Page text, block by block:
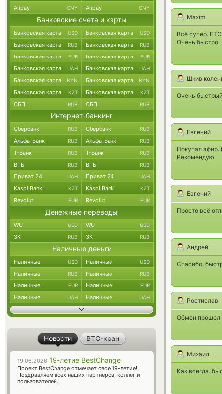
Maxim
Всё супер.
Очень быстро.
Шкив
Очень
Евгений
Покупал эфир.
Рекомендую
Евгений
Просто всё
Андрей
Спасибо,
Ростислав
Обмен прошел
Михаил
Как всегда.
Alipay CNY Alipay CNY
Банковские счета и карты
Банковская карта USD Банковская карта USD
Банковская карта RUB Банковская карта RUB
Банковская карта EUR Банковская карта EUR
Банковская карта UAH Банковская карта UAH
Банковская карта BYN Банковская карта BYN
Банковская карта KZT Банковская карта KZT
СБП RUB СБП RUB
Интернет-банкинг
Сбербанк RUB Сбербанк RUB
Альфа-Банк RUB Альфа-Банк RUB
Т-Банк RUB Т-Банк RUB
ВТБ RUB ВТБ RUB
Приват 24 UAH Приват 24 UAH
Kaspi Bank KZT Kaspi Bank KZT
Revolut EUR Revolut EUR
Денежные переводы
WU USD WU USD
ЗК RUB ЗК RUB
Наличные деньги
Наличные USD Наличные USD
Наличные RUB Наличные RUB
Наличные EUR Наличные EUR
Наличные UAH Наличные UAH
Новости BTC-кран
19.06.2026 19-летие BestChange
Проект BestChange отмечает свое 19-летие!
Поздравляем всех наших партнеров, коллег и
пользователей.